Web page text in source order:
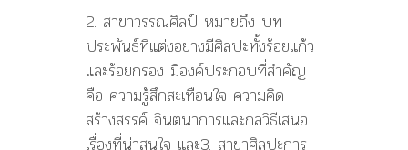
2. สาขาวรรณศิลป์ หมายถึง บท
ประพันธ์ที่แต่งอย่างมีศิลปะทั้งร้อยแก้ว
และร้อยกรอง มีองค์ประกอบที่สำคัญ
คือ ความรู้สึกสะเทือนใจ ความคิด
สร้างสรรค์ จินตนาการและกลวิธีเสนอ
เรื่องที่น่าสนใจ และ3. สาขาศิลปะการ